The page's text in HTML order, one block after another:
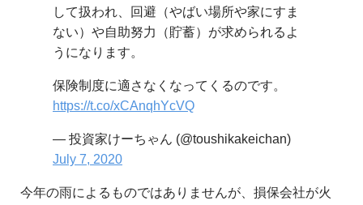
して扱われ、回避（やばい場所や家にすま
ない）や自助努力（貯蓄）が求められるよ
うになります。
保険制度に適さなくなってくるのです。
https://t.co/xCAnqhYcVQ
— 投資家けーちゃん (@toushikakeichan)
July 7, 2020
今年の雨によるものではありませんが、損保会社が火